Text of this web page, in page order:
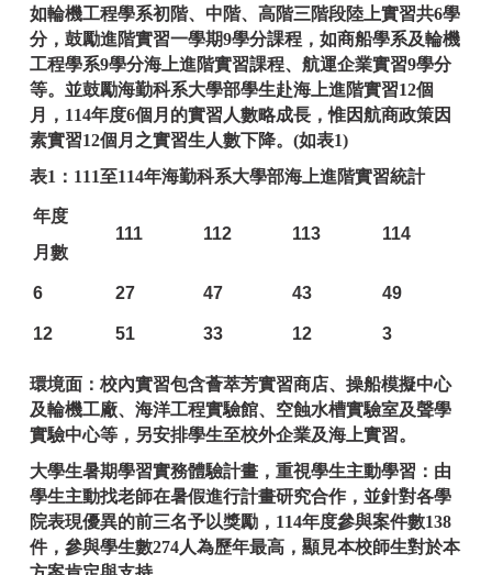
如輪機工程學系初階、中階、高階三階段陸上實習共6學
分，鼓勵進階實習一學期9學分課程，如商船學系及輪機
工程學系9學分海上進階實習課程、航運企業實習9學分
等。並鼓勵海勤科系大學部學生赴海上進階實習12個
月，114年度6個月的實習人數略成長，惟因航商政策因
素實習12個月之實習生人數下降。(如表1)
表1：111至114年海勤科系大學部海上進階實習統計
年度
月數
111 112 113 114
6 27 47 43 49
12 51 33 12 3
環境面：校內實習包含薈萃芳實習商店、操船模擬中心
及輪機工廠、海洋工程實驗館、空蝕水槽實驗室及聲學
實驗中心等，另安排學生至校外企業及海上實習。
大學生暑期學習實務體驗計畫，重視學生主動學習：由
學生主動找老師在暑假進行計畫研究合作，並針對各學
院表現優異的前三名予以獎勵，114年度參與案件數138
件，參與學生數274人為歷年最高，顯見本校師生對於本